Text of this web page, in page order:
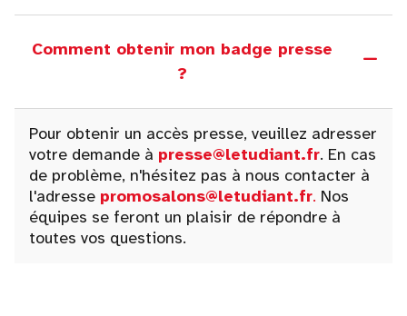
Comment obtenir mon badge presse
?
Pour obtenir un accès presse, veuillez adresser
votre demande à presse@letudiant.fr. En cas
de problème, n'hésitez pas à nous contacter à
l'adresse promosalons@letudiant.fr. Nos
équipes se feront un plaisir de répondre à
toutes vos questions.